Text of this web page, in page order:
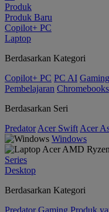
Produk
Produk Baru
Copilot+ PC
Laptop
Berdasarkan Kategori
Copilot+ PC PC AI Gaming
Pembelajaran Chromebooks
Berdasarkan Seri
Predator Acer Swift Acer
Windows
Series
Desktop
Berdasarkan Kategori
Predator Gaming Produk